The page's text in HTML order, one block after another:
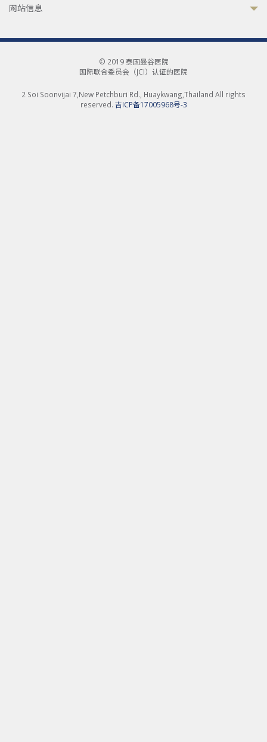
网站信息
© 2019 泰国曼谷医院
国际联合委员会（JCI）认证的医院
2 Soi Soonvijai 7,New Petchburi Rd., Huaykwang,Thailand All rights
reserved. 吉ICP备17005968号-3